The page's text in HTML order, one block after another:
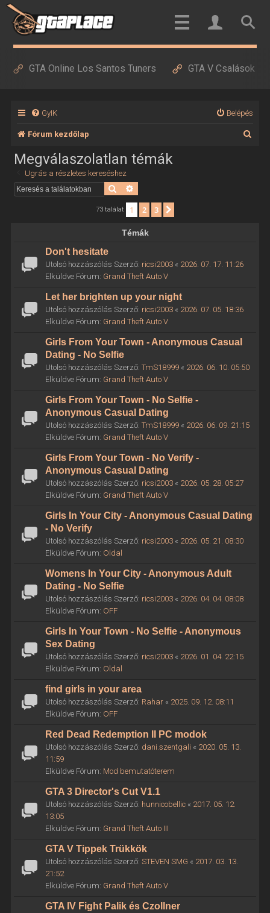
GTA Online Los Santos Tuners GTA V Csalások
GyIK Belépés
Fórum kezdőlap
Megválaszolatlan témák
Ugrás a részletes kereséshez
Keresés
73 találat 1 2 3
Témák
Don't hesitate
Utolsó hozzászólás Szerző: ricsi2003« 2026. 07. 17. 11:26
Elküldve Fórum: Grand Theft Auto V
Let her brighten up your night
Utolsó hozzászólás Szerző: ricsi2003« 2026. 07. 05. 18:36
Elküldve Fórum: Grand Theft Auto V
Girls From Your Town - Anonymous Casual
Dating - No Selfie
Utolsó hozzászólás Szerző: TmS18999« 2026. 06. 10. 05:50
Elküldve Fórum: Grand Theft Auto V
Girls From Your Town - No Selfie -
Anonymous Casual Dating
Utolsó hozzászólás Szerző: TmS18999« 2026. 06. 09. 21:15
Elküldve Fórum: Grand Theft Auto V
Girls From Your Town - No Verify -
Anonymous Casual Dating
Utolsó hozzászólás Szerző: ricsi2003« 2026. 05. 28. 05:27
Elküldve Fórum: Grand Theft Auto V
Girls In Your City - Anonymous Casual Dating
- No Verify
Utolsó hozzászólás Szerző: ricsi2003« 2026. 05. 21. 08:30
Elküldve Fórum: Oldal
Womens In Your City - Anonymous Adult
Dating - No Selfie
Utolsó hozzászólás Szerző: ricsi2003« 2026. 04. 04. 08:08
Elküldve Fórum: OFF
Girls In Your Town - No Selfie - Anonymous
Sex Dating
Utolsó hozzászólás Szerző: ricsi2003« 2026. 01. 04. 22:15
Elküldve Fórum: Oldal
find girls in your area
Utolsó hozzászólás Szerző: Rahar« 2025. 09. 12. 08:11
Elküldve Fórum: OFF
Red Dead Redemption II PC modok
Utolsó hozzászólás Szerző: dani.szentgali « 2020. 05. 13.
11:59
Elküldve Fórum: Mod bemutatóterem
GTA 3 Director's Cut V1.1
Utolsó hozzászólás Szerző: hunnicobellic« 2017. 05. 12.
13:05
Elküldve Fórum: Grand Theft Auto III
GTA V Tippek Trükkök
Utolsó hozzászólás Szerző: STEVEN SMG « 2017. 03. 13.
21:52
Elküldve Fórum: Grand Theft Auto V
GTA IV Fight Palik és Czollner